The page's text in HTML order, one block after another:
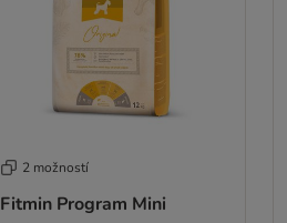
2 možností
Fitmin Program Mini